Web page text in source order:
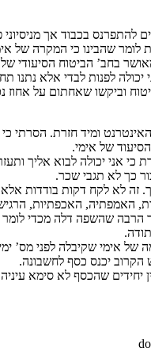
להתפרנס בכבוד אך מניסיוני
לומר שהבינו כי המקרה של
בחב’ הביטוח הסיעודי של
יכולה לפנות לבדי אלא נתנו
וביקשו שאחתום על אחוז
ומיד חזרת. הסרתי כי
של אימי.
אני יכולה לבוא אליך
כך לא תגבי שכר.
זה לא לקח דקות בודדות
האמפתיה, האכפתיות,
הרבה שהשפה דלה מכדי לומר
של אימי שקיבלה לפני מס’
הקרוב יכנס כסף לחשבונה.
יחידים שהכסף לא סימא